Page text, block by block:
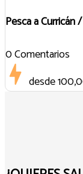
Pesca a
0 Comentarios
desde